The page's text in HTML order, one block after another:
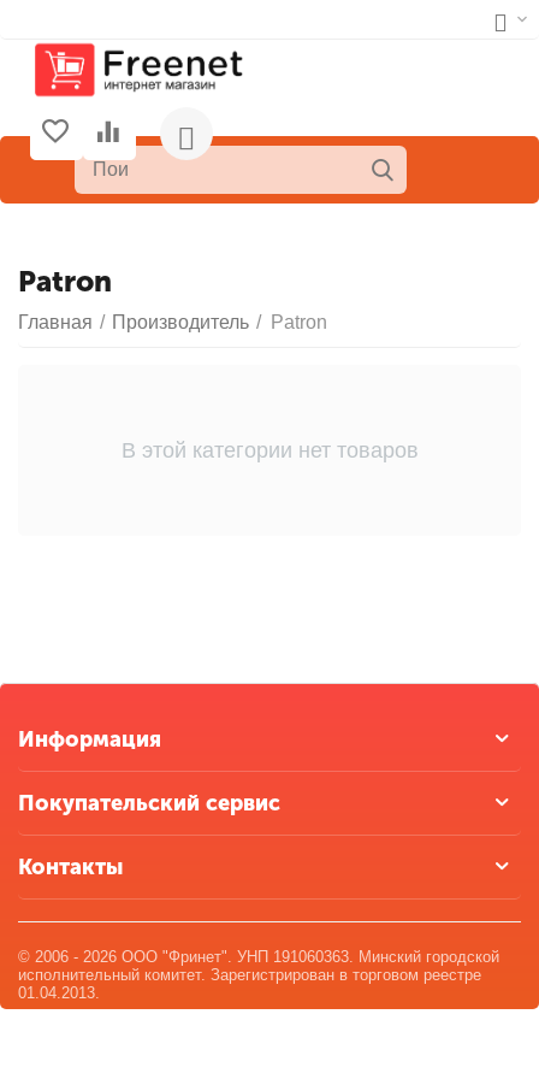
Patron
Главная / Производитель / Patron
В этой категории нет товаров
Информация
Покупательский сервис
Контакты
© 2006 - 2026 ООО "Фринет". УНП 191060363. Минский городской
исполнительный комитет. Зарегистрирован в торговом реестре
01.04.2013.